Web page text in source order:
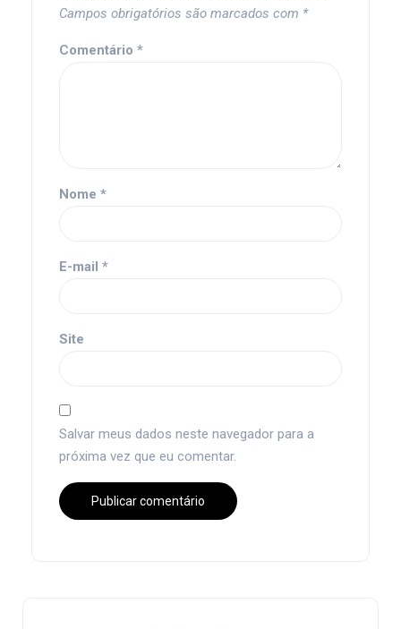
Campos obrigatórios são marcados com *
Comentário *
Nome *
E-mail *
Site
Salvar meus dados neste navegador para a
próxima vez que eu comentar.